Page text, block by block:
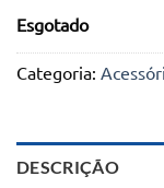
Esgotado
Categoria:
DESCRIÇÃO